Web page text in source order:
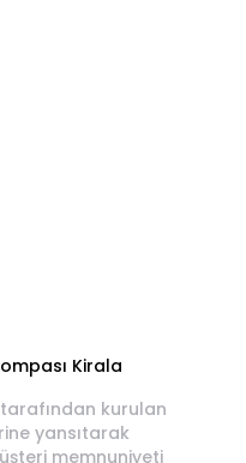
Kirala
tarafından kurulan
yansıtarak
memnuniyeti